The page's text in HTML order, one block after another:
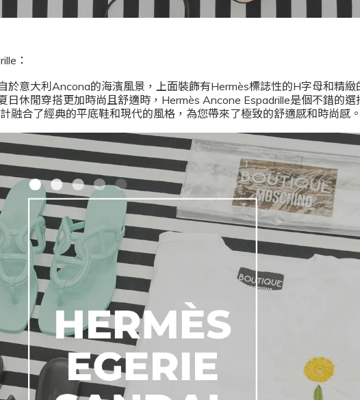
：
於意大利Ancona的海濱風景，上面裝飾有Hermès標誌性的H字母和精緻
日休閒穿搭更加時尚且舒適時，Hermès Ancone Espadrille是個不錯的選
融合了經典的平底鞋和現代的風格，為您帶來了極致的舒適感和時尚感。